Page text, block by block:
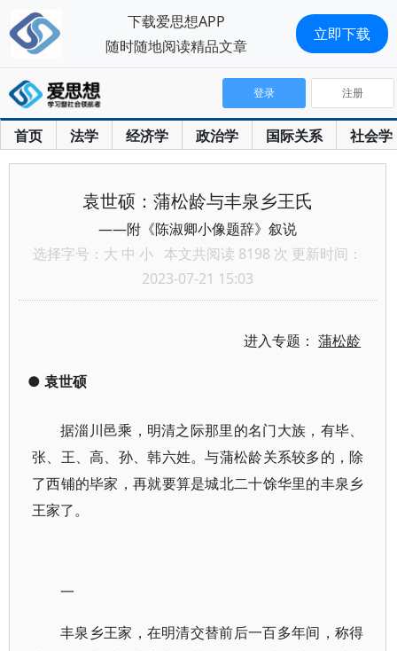
首页 法学 经济学 政治学 国际关系 社会学
登录 注册
袁世硕：蒲松龄与丰泉乡王氏
——附《陈淑卿小像题辞》叙说
选择字号： 大 中 小 本文共阅读 8198 次 更新时间：
2023-07-21 15:03
进入专题：蒲松龄
● 袁世硕
据淄川邑乘，明清之际那里的名门大族，有毕、
张、王、高、孙、韩六姓。与蒲松龄关系较多的，除
了西铺的毕家，再就要算是城北二十馀华里的丰泉乡
王家了。
一
丰泉乡王家，在明清交替前后一百多年间，称得
下载爱思想APP
随时随地阅读精品文章
立即下载